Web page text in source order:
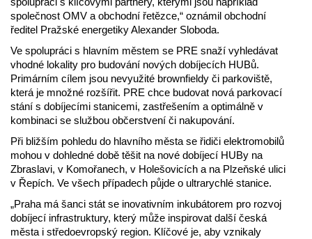
společnost OMV a obchodní řetězce,“ oznámil obchodní
ředitel Pražské energetiky Alexander Sloboda.
Ve spolupráci s hlavním městem se PRE snaží vyhledávat
vhodné lokality pro budování nových dobíjecích HUBů.
Primárním cílem jsou nevyužité brownfieldy či parkoviště,
která je množné rozšířit. PRE chce budovat nová parkovací
stání s dobíjecími stanicemi, zastřešením a optimálně v
kombinaci se službou občerstvení či nakupování.
Při bližším pohledu do hlavního města se řidiči elektromobilů
mohou v dohledné době těšit na nové dobíjecí HUBy na
Zbraslavi, v Komořanech, v Holešovicích a na Plzeňské ulici
v Řepích. Ve všech případech půjde o ultrarychlé stanice.
„Praha má šanci stát se inovativním inkubátorem pro rozvoj
dobíjecí infrastruktury, který může inspirovat další česká
města i středoevropský region. Klíčové je, aby vznikaly